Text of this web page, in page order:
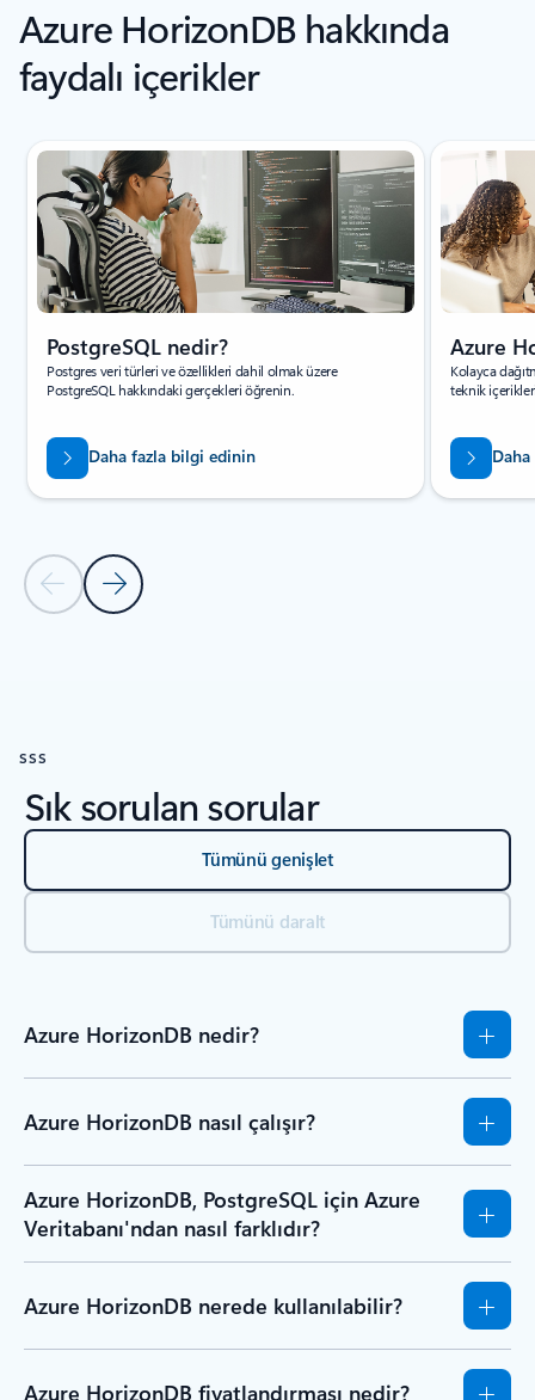
Azure HorizonDB hakkında
faydalı içerikler
Slayt 1/5 gösteriliyor
Önceki SlaytSonraki Slayt
PostgreSQL nedir?
Postgres veri türleri ve özellikleri dahil olmak üzere
PostgreSQL hakkındaki gerçekleri öğrenin.
Daha fazla bilgi edinin
Azure
Kolayca
teknik
SSS
Sık sorulan sorular
Tümünü genişlet
Tümünü daralt
Azure HorizonDB nedir?
Azure HorizonDB nasıl çalışır?
Azure HorizonDB, PostgreSQL için Azure
Veritabanı'ndan nasıl farklıdır?
Azure HorizonDB nerede kullanılabilir?
Azure HorizonDB fiyatlandırması nedir?